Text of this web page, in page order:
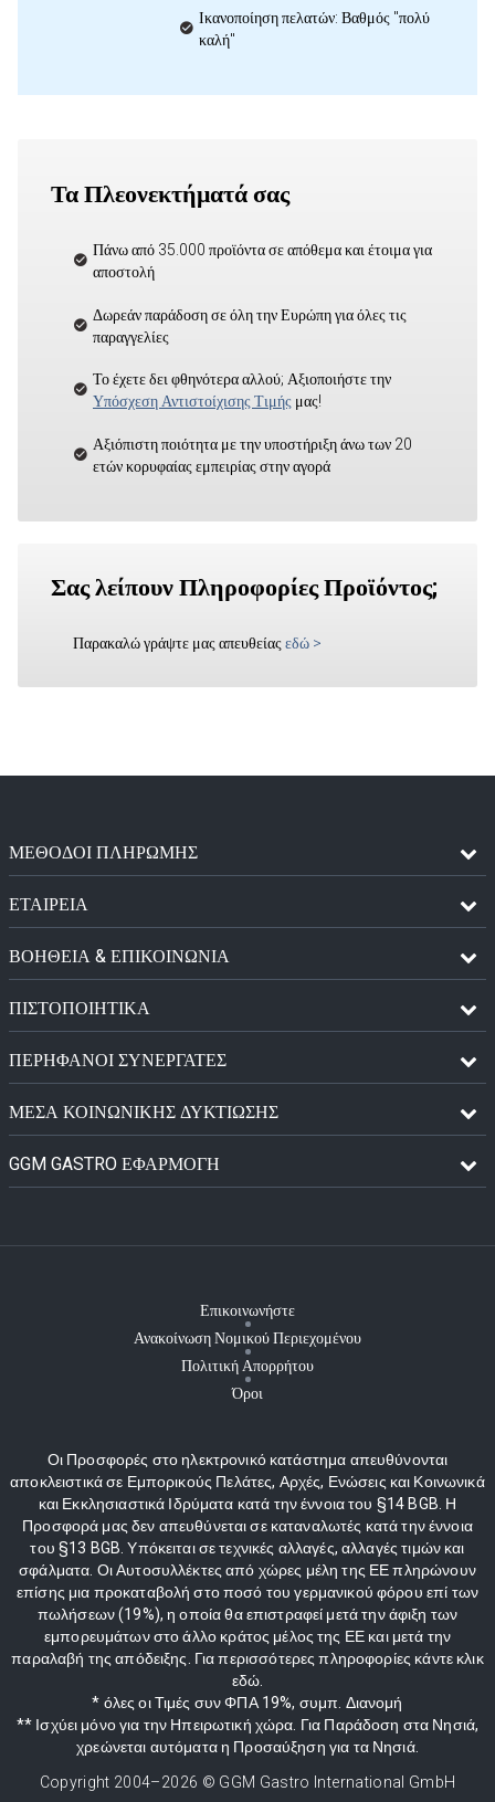
Ικανοποίηση πελατών: Βαθμός "πολύ
καλή"
Τα Πλεονεκτήματά σας
Πάνω από 35.000 προϊόντα σε απόθεμα και έτοιμα για
αποστολή
Δωρεάν παράδοση σε όλη την Ευρώπη για όλες τις
παραγγελίες
Το έχετε δει φθηνότερα αλλού; Αξιοποιήστε την
Υπόσχεση Αντιστοίχισης Τιμής μας!
Αξιόπιστη ποιότητα με την υποστήριξη άνω των 20
ετών κορυφαίας εμπειρίας στην αγορά
Σας λείπουν Πληροφορίες Προϊόντος;
Παρακαλώ γράψτε μας απευθείας εδώ >
ΜΈΘΟΔΟΙ ΠΛΗΡΩΜΉΣ
ΕΤΑΙΡΕΙΑ
ΒΟΗΘΕΙΑ & ΕΠΙΚΟΙΝΩΝΙΑ
ΠΙΣΤΟΠΟΙΗΤΙΚΆ
ΠΕΡΉΦΑΝΟΙ ΣΥΝΕΡΓΆΤΕΣ
ΜΈΣΑ ΚΟΙΝΩΝΙΚΉΣ ΔΥΚΤΊΩΣΗΣ
GGM GASTRO ΕΦΑΡΜΟΓΉ
Επικοινωνήστε
Ανακοίνωση Νομικού Περιεχομένου
Πολιτική Απορρήτου
Όροι
Οι Προσφορές στο ηλεκτρονικό κατάστημα απευθύνονται
αποκλειστικά σε Εμπορικούς Πελάτες, Αρχές, Ενώσεις και Κοινωνικά
και Εκκλησιαστικά Ιδρύματα κατά την έννοια του §14 BGB. Η
Προσφορά μας δεν απευθύνεται σε καταναλωτές κατά την έννοια
του §13 BGB. Υπόκειται σε τεχνικές αλλαγές, αλλαγές τιμών και
σφάλματα. Οι Αυτοσυλλέκτες από χώρες μέλη της ΕΕ πληρώνουν
επίσης μια προκαταβολή στο ποσό του γερμανικού φόρου επί των
πωλήσεων (19%), η οποία θα επιστραφεί μετά την άφιξη των
εμπορευμάτων στο άλλο κράτος μέλος της ΕΕ και μετά την
παραλαβή της απόδειξης. Για περισσότερες πληροφορίες κάντε κλικ
εδώ.
* όλες οι Τιμές συν ΦΠΑ 19%, συμπ. Διανομή
** Ισχύει μόνο για την Ηπειρωτική χώρα. Για Παράδοση στα Νησιά,
χρεώνεται αυτόματα η Προσαύξηση για τα Νησιά.
Copyright 2004–2026 © GGM Gastro International GmbH